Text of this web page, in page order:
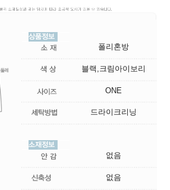
폴리혼방
블랙,크림아이보리
ONE
드라이크리닝
없음
없음